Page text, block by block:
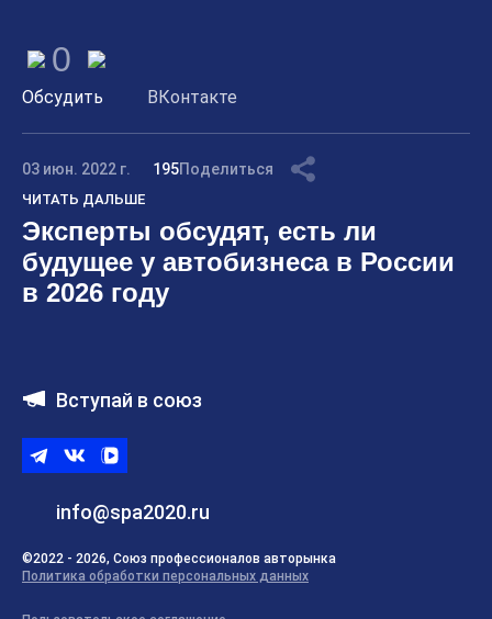
0
Обсудить ВКонтакте
03 июн. 2022 г. 195Поделиться
ЧИТАТЬ ДАЛЬШЕ
Эксперты обсудят, есть ли
будущее у автобизнеса в России
в 2026 году
Вступай в союз
info@spa2020.ru
TelegramВКонтакте
ВК
©2022 - 2026, Союз профессионалов авторынка
Политика обработки персональных данных